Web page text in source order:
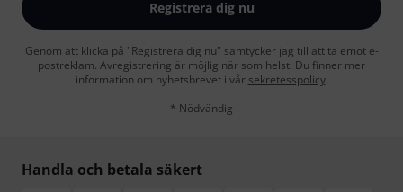
Registrera dig nu
Genom att klicka på "Registrera dig nu" samtycker jag till att ta emot e-
postreklam. Avregistrering är möjlig när som helst. Du finner mer
information om nyhetsbrevet i vår sekretesspolicy.
* Nödvändig
Handla och betala säkert